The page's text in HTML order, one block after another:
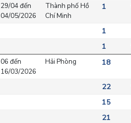
29/04 đến
04/05/2026
Thành phố Hồ
Chí Minh
1
1
1
06 đến
16/03/2026
Hải Phòng 18
22
15
21